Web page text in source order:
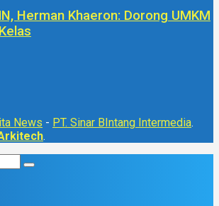
Herman Khaeron: Dorong UMKM
News - PT. Sinar BIntang Intermedia.
.